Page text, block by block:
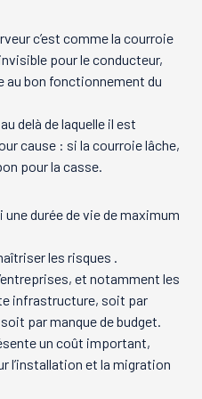
c’est comme la courroie
pour le conducteur,
au bon fonctionnement du
delà de laquelle il est
cause : si la courroie lâche,
pour la casse.
une durée de vie de maximum
les risques .
et notamment les
infrastructure, soit par
par manque de budget.
un coût important,
l’installation et la migration